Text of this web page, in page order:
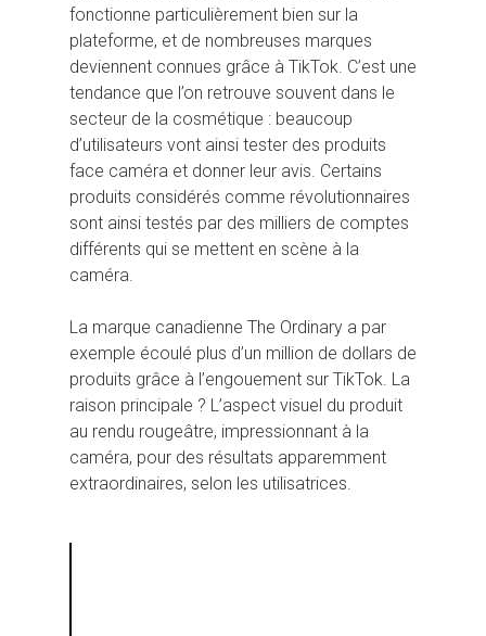
fonctionne particulièrement bien sur la
plateforme, et de nombreuses marques
deviennent connues grâce à TikTok. C’est une
tendance que l’on retrouve souvent dans le
secteur de la cosmétique : beaucoup
d’utilisateurs vont ainsi tester des produits
face caméra et donner leur avis. Certains
produits considérés comme révolutionnaires
sont ainsi testés par des milliers de comptes
différents qui se mettent en scène à la
caméra.
La marque canadienne The Ordinary a par
exemple écoulé plus d’un million de dollars de
produits grâce à l’engouement sur TikTok. La
raison principale ? L’aspect visuel du produit
au rendu rougeâtre, impressionnant à la
caméra, pour des résultats apparemment
extraordinaires, selon les utilisatrices.